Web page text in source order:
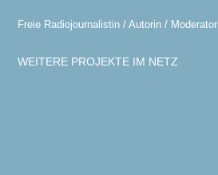
Freie Radiojournalistin / Autorin /
WEITERE PROJEKTE IM NETZ